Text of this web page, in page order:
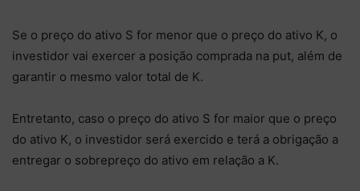
Se o preço do ativo S for menor que o preço do ativo K, o
investidor vai exercer a posição comprada na put, além de
garantir o mesmo valor total de K.
Entretanto, caso o preço do ativo S for maior que o preço
do ativo K, o investidor será exercido e terá a obrigação a
entregar o sobrepreço do ativo em relação a K.